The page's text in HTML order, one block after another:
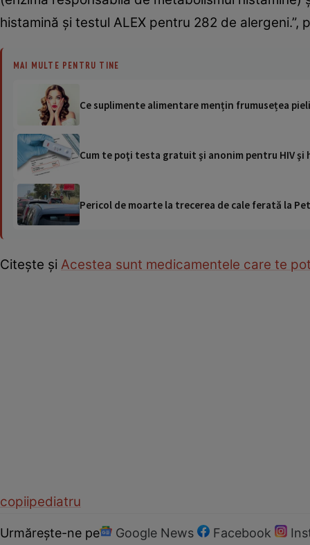
histamină și testul ALEX pentru 282 de alergeni.”,
MAI MULTE PENTRU TINE
Ce suplimente alimentare mențin frumusețea
Cum te poţi testa gratuit şi anonim pentru HIV şi
Pericol de moarte la trecerea de cale ferată la
Citește și Acestea sunt medicamentele care te
copiipediatru
Urmărește-ne pe Google News Facebook